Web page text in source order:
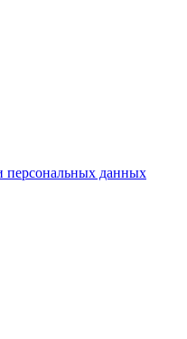
персональных данных